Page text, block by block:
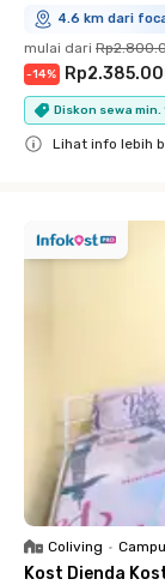
4.6 km dari
mulai dari
-14%
Diskon sewa min.
Lihat info lebih
Coliving •
Kost Dienda